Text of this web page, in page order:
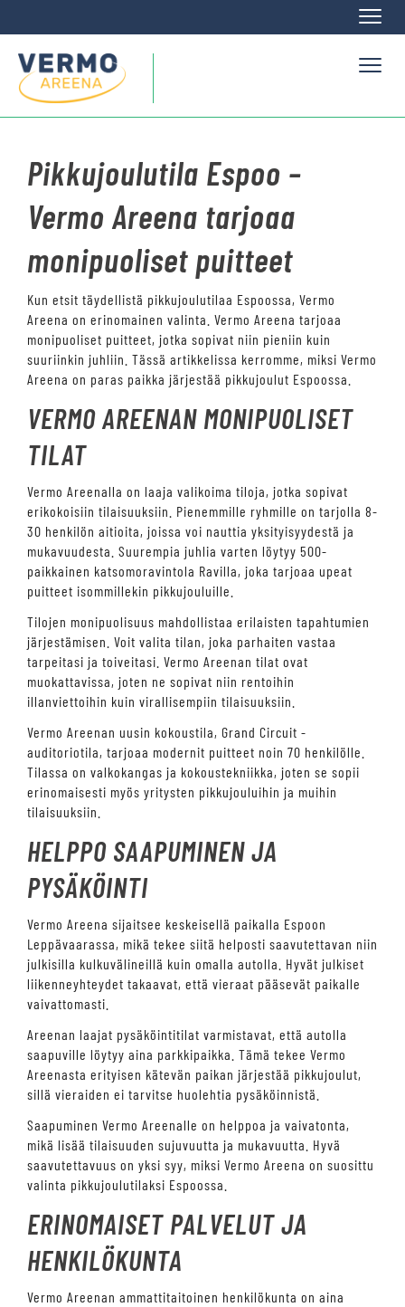
Pikkujoulutila Espoo –
Vermo Areena tarjoaa
monipuoliset puitteet
Kun etsit täydellistä pikkujoulutilaa Espoossa, Vermo
Areena on erinomainen valinta. Vermo Areena tarjoaa
monipuoliset puitteet, jotka sopivat niin pieniin kuin
suuriinkin juhliin. Tässä artikkelissa kerromme, miksi Vermo
Areena on paras paikka järjestää pikkujoulut Espoossa.
VERMO AREENAN MONIPUOLISET
TILAT
Vermo Areenalla on laaja valikoima tiloja, jotka sopivat
erikokoisiin tilaisuuksiin. Pienemmille ryhmille on tarjolla 8-
30 henkilön aitioita, joissa voi nauttia yksityisyydestä ja
mukavuudesta. Suurempia juhlia varten löytyy 500-
paikkainen katsomoravintola Ravilla, joka tarjoaa upeat
puitteet isommillekin pikkujouluille.
Tilojen monipuolisuus mahdollistaa erilaisten tapahtumien
järjestämisen. Voit valita tilan, joka parhaiten vastaa
tarpeitasi ja toiveitasi. Vermo Areenan tilat ovat
muokattavissa, joten ne sopivat niin rentoihin
illanviettoihin kuin virallisempiin tilaisuuksiin.
Vermo Areenan uusin kokoustila, Grand Circuit -
auditoriotila, tarjoaa modernit puitteet noin 70 henkilölle.
Tilassa on valkokangas ja kokoustekniikka, joten se sopii
erinomaisesti myös yritysten pikkujouluihin ja muihin
tilaisuuksiin.
HELPPO SAAPUMINEN JA
PYSÄKÖINTI
Vermo Areena sijaitsee keskeisellä paikalla Espoon
Leppävaarassa, mikä tekee siitä helposti saavutettavan niin
julkisilla kulkuvälineillä kuin omalla autolla. Hyvät julkiset
liikenneyhteydet takaavat, että vieraat pääsevät paikalle
vaivattomasti.
Areenan laajat pysäköintitilat varmistavat, että autolla
saapuville löytyy aina parkkipaikka. Tämä tekee Vermo
Areenasta erityisen kätevän paikan järjestää pikkujoulut,
sillä vieraiden ei tarvitse huolehtia pysäköinnistä.
Saapuminen Vermo Areenalle on helppoa ja vaivatonta,
mikä lisää tilaisuuden sujuvuutta ja mukavuutta. Hyvä
saavutettavuus on yksi syy, miksi Vermo Areena on suosittu
valinta pikkujoulutilaksi Espoossa.
ERINOMAISET PALVELUT JA
HENKILÖKUNTA
Vermo Areenan ammattitaitoinen henkilökunta on aina